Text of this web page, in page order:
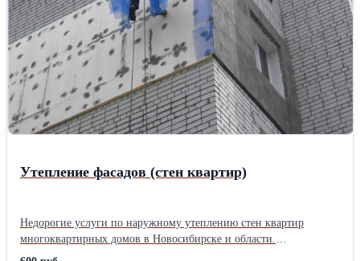
Утепление фасадов (стен квартир)
Недорогие услуги по наружному утеплению стен квартир
многоквартирных домов в Новосибирске и области.
Профессиональное утепление фасадов зданий и коттеджей,